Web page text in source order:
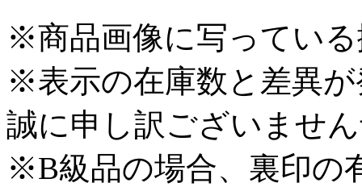
※商品画像に写ってい
※表示の在庫数と差異
誠に申し訳ございませ
※B級品の場合、裏印の